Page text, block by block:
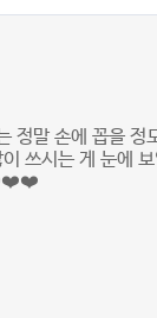
정말 손에 꼽을 정
쓰시는 게 눈에
❤️❤️❤️